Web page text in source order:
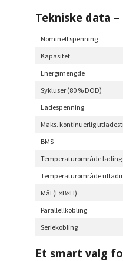
Tekniske data –
Nominell spenning
Kapasitet
Energimengde
Sykluser (80 % DOD)
Ladespenning
Maks. kontinuerlig
BMS
Temperaturområde lading
Temperaturområde
Mål (L×B×H)
Parallellkobling
Seriekobling
Et smart valg